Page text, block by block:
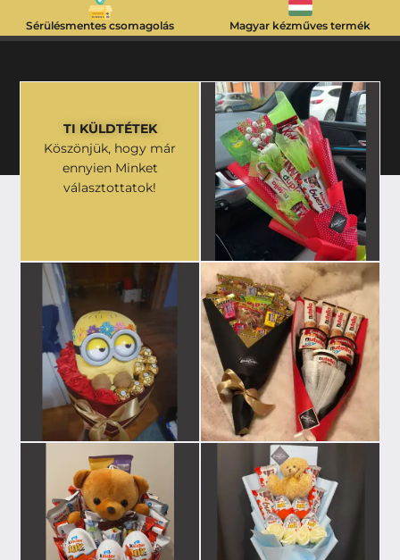
Sérülésmentes csomagolás Magyar kézműves termék
TI KÜLDTÉTEK
Köszönjük, hogy már
ennyien Minket
választottatok!